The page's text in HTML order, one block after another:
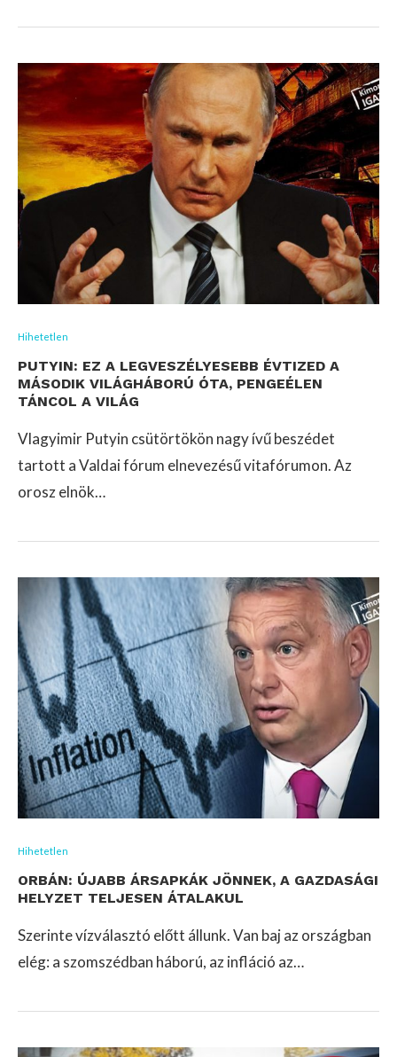
Hihetetlen
PUTYIN: EZ A LEGVESZÉLYESEBB ÉVTIZED A
MÁSODIK VILÁGHÁBORÚ ÓTA, PENGEÉLEN
TÁNCOL A VILÁG
Vlagyimir Putyin csütörtökön nagy ívű beszédet
tartott a Valdai fórum elnevezésű vitafórumon. Az
orosz elnök…
Hihetetlen
ORBÁN: ÚJABB ÁRSAPKÁK JÖNNEK, A GAZDASÁGI
HELYZET TELJESEN ÁTALAKUL
Szerinte vízválasztó előtt állunk. Van baj az országban
elég: a szomszédban háború, az infláció az…